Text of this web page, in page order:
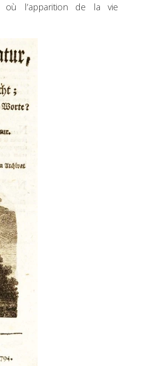
l’apparition de la vie